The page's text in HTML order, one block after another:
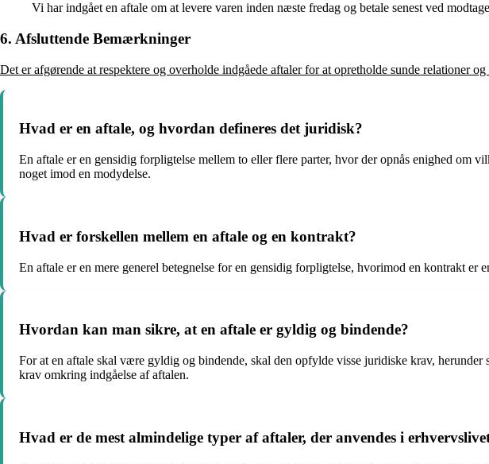
Vi har indgået en aftale om at levere varen inden næste fredag og betale senest ved
6. Afsluttende Bemærkninger
Det er afgørende at respektere og overholde indgåede aftaler for at opretholde sunde relationer
Hvad er en aftale, og hvordan defineres det juridisk?
En aftale er en gensidig forpligtelse mellem to eller flere parter, hvor der opnås enighed om
noget imod en modydelse.
Hvad er forskellen mellem en aftale og en kontrakt?
En aftale er en mere generel betegnelse for en gensidig forpligtelse, hvorimod en kontrakt
Hvordan kan man sikre, at en aftale er gyldig og bindende?
For at en aftale skal være gyldig og bindende, skal den opfylde visse juridiske krav,
krav omkring indgåelse af aftalen.
Hvad er de mest almindelige typer af aftaler, der anvendes i